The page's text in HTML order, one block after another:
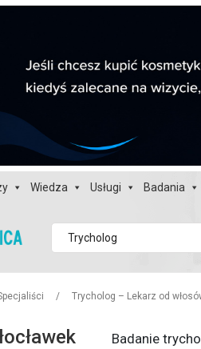
Wiedza Usługi Badania
Trycholog
/ Trycholog – Lekarz od
Badanie